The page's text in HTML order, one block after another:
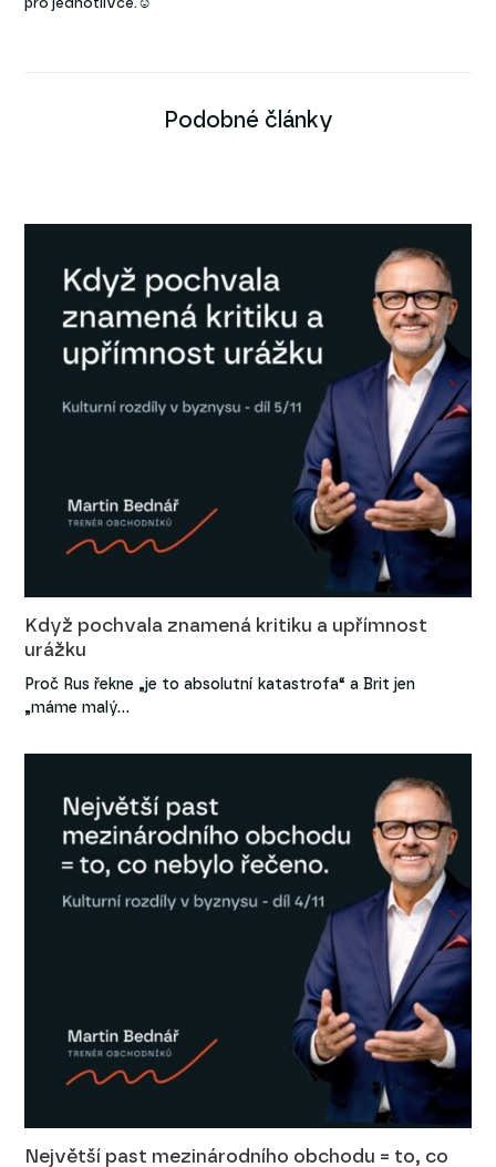
pro jednotlivce.☺
Podobné články
Když pochvala znamená kritiku a upřímnost
urážku
Proč Rus řekne „je to absolutní katastrofa“ a Brit jen
„máme malý…
Největší past mezinárodního obchodu = to, co